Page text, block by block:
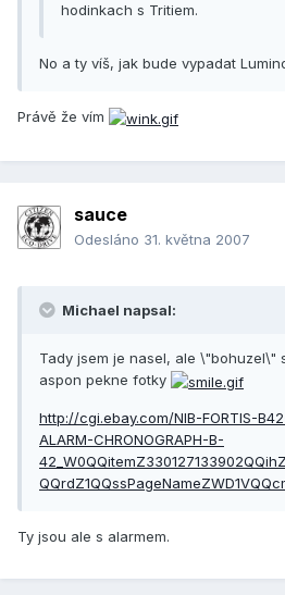
hodinkach s Tritiem.
No a ty víš, jak bude vypadat
Právě že vím
sauce
Odesláno 31. května 2007
Michael napsal:
Tady jsem je nasel, ale \"bohuzel\"
aspon pekne fotky
http://cgi.ebay.com/NIB-FORTIS-
ALARM-CHRONOGRAPH-B-
Ty jsou ale s alarmem.